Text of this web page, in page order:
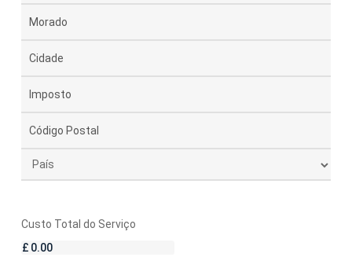
Endereço
Endereço
Cidade
Estado
Província
Região
Código
postal
Custo Total do Serviço